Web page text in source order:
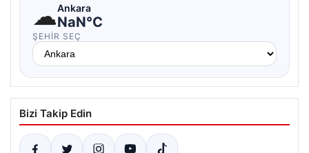
☁Ankara
NaN°C
ŞEHIR SEÇ
Bizi Takip Edin